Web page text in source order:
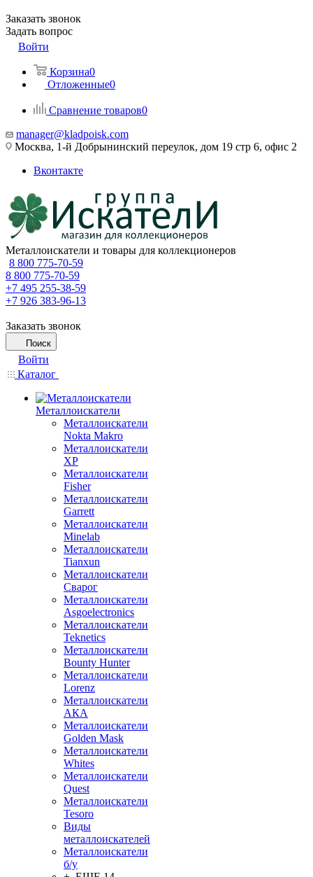
Заказать звонок
Задать вопрос
Войти
Корзина0
Отложенные0
Сравнение товаров0
manager@kladpoisk.com
Москва, 1-й Добрынинский переулок, дом 19 стр 6, офис 2
Вконтакте
Металлоискатели и товары для коллекционеров
8 800 775-70-59
8 800 775-70-59
+7 495 255-38-59
+7 926 383-96-13
Заказать звонок
Поиск
Войти
Каталог
Металлоискатели
Металлоискатели
Nokta Makro
Металлоискатели
XP
Металлоискатели
Fisher
Металлоискатели
Garrett
Металлоискатели
Minelab
Металлоискатели
Tianxun
Металлоискатели
Сварог
Металлоискатели
Asgoelectronics
Металлоискатели
Teknetics
Металлоискатели
Bounty Hunter
Металлоискатели
Lorenz
Металлоискатели
АКА
Металлоискатели
Golden Mask
Металлоискатели
Whites
Металлоискатели
Quest
Металлоискатели
Tesoro
Виды
металлоискателей
Металлоискатели
б/у